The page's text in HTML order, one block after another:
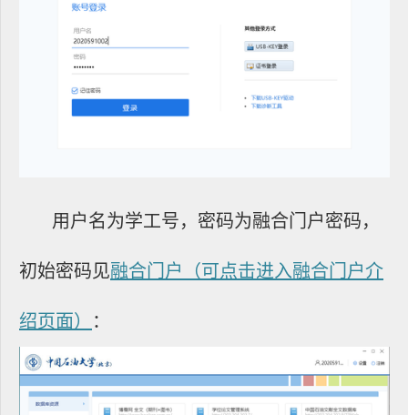
用户名为学工号，密码为融合门户密码，
初始密码见融合门户（可点击进入融合门户介
绍页面） ：